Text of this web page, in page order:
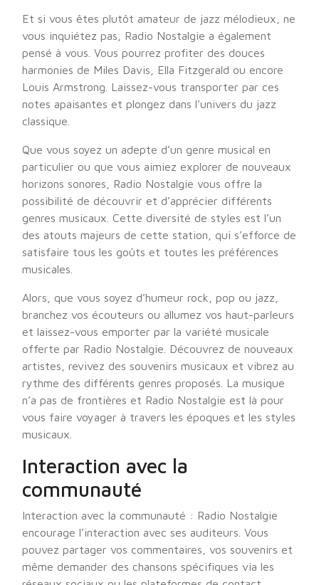
Et si vous êtes plutôt amateur de jazz mélodieux, ne
vous inquiétez pas, Radio Nostalgie a également
pensé à vous. Vous pourrez profiter des douces
harmonies de Miles Davis, Ella Fitzgerald ou encore
Louis Armstrong. Laissez-vous transporter par ces
notes apaisantes et plongez dans l’univers du jazz
classique.
Que vous soyez un adepte d’un genre musical en
particulier ou que vous aimiez explorer de nouveaux
horizons sonores, Radio Nostalgie vous offre la
possibilité de découvrir et d’apprécier différents
genres musicaux. Cette diversité de styles est l’un
des atouts majeurs de cette station, qui s’efforce de
satisfaire tous les goûts et toutes les préférences
musicales.
Alors, que vous soyez d’humeur rock, pop ou jazz,
branchez vos écouteurs ou allumez vos haut-parleurs
et laissez-vous emporter par la variété musicale
offerte par Radio Nostalgie. Découvrez de nouveaux
artistes, revivez des souvenirs musicaux et vibrez au
rythme des différents genres proposés. La musique
n’a pas de frontières et Radio Nostalgie est là pour
vous faire voyager à travers les époques et les styles
musicaux.
Interaction avec la
communauté
Interaction avec la communauté : Radio Nostalgie
encourage l’interaction avec ses auditeurs. Vous
pouvez partager vos commentaires, vos souvenirs et
même demander des chansons spécifiques via les